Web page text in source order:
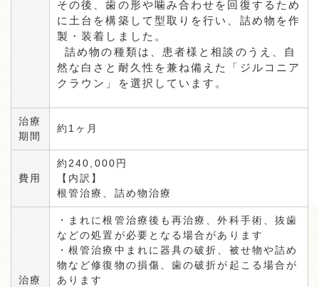
その後、歯の形や噛み合わせを回復するため
に土台を構築して型取りを行い、詰め物を作
製・装着しました。
詰め物の種類は、患者様と相談のうえ、自
然な白さと耐久性を兼ね備えた「ジルコニア
クラウン」を選択しています。
治療
期間
約1ヶ月
費用
約240,000円
【内訳】
根管治療、詰め物治療
治療
・まれに根管治療後も再治療、外科手術、抜歯
などの処置が必要となる場合があります
・根管治療中まれに器具の破折、被せ物や詰め
物など修復物の損傷、歯の破折が起こる場合が
あります